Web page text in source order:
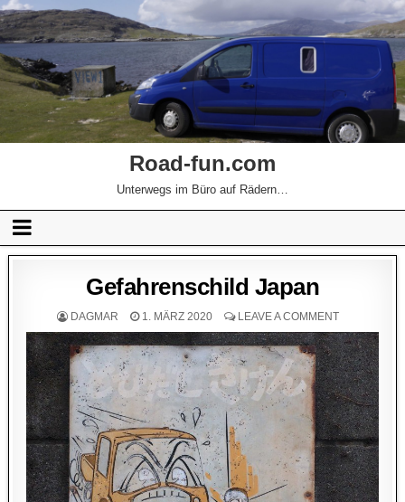
Road-fun.com
Unterwegs im Büro auf Rädern…
Gefahrenschild Japan
DAGMAR 1. MÄRZ 2020 LEAVE A COMMENT